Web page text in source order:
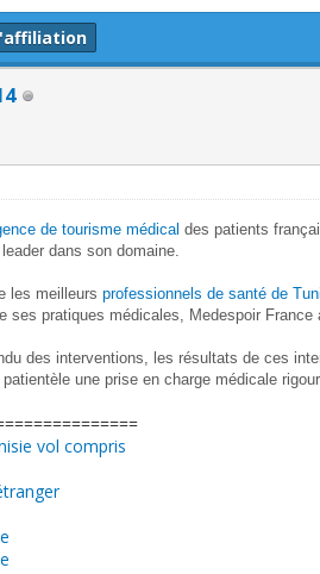
de tourisme médical des patients
dans son domaine.
les meilleurs professionnels de santé de
ses pratiques médicales, Medespoir
des interventions, les résultats de ces
une prise en charge médicale
vol compris